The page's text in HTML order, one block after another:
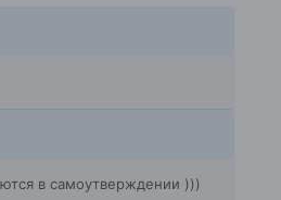
в самоутверждении )))